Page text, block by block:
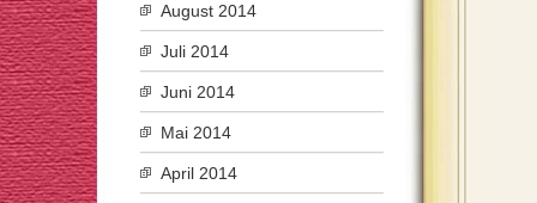
August 2014
Juli 2014
Juni 2014
Mai 2014
April 2014